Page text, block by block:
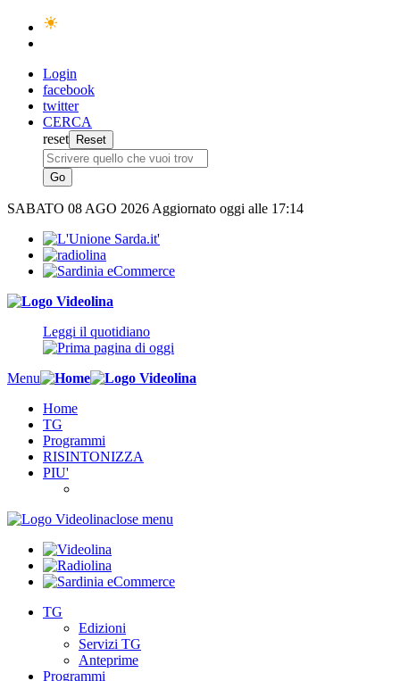
Login
facebook
twitter
CERCA
reset
SABATO 08 AGO 2026 Aggiornato oggi alle 17:14
Leggi il quotidiano
Menu
Home
TG
Programmi
RISINTONIZZA
PIU'
close menu
TG
Edizioni
Servizi TG
Anteprime
Programmi